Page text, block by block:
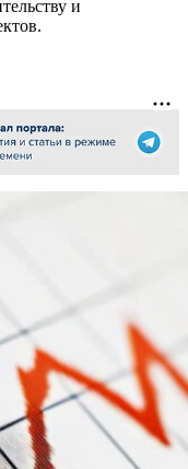
и